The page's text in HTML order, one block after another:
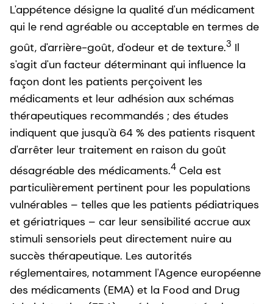
L'appétence désigne la qualité d'un médicament
qui le rend agréable ou acceptable en termes de
goût, d'arrière-goût, d'odeur et de texture.3 Il
s'agit d'un facteur déterminant qui influence la
façon dont les patients perçoivent les
médicaments et leur adhésion aux schémas
thérapeutiques recommandés ; des études
indiquent que jusqu'à 64 % des patients risquent
d'arrêter leur traitement en raison du goût
désagréable des médicaments.4 Cela est
particulièrement pertinent pour les populations
vulnérables – telles que les patients pédiatriques
et gériatriques – car leur sensibilité accrue aux
stimuli sensoriels peut directement nuire au
succès thérapeutique. Les autorités
réglementaires, notamment l'Agence européenne
des médicaments (EMA) et la Food and Drug